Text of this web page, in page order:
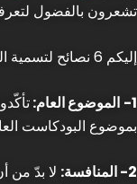
تشعرون بالفضول
إليكم 6 نصائح لتسمية البودكاست بطريقة صحيحة:
1- الموضوع العام:
بموضوع البودكاست
2- المنافسة:
لا بدّ من